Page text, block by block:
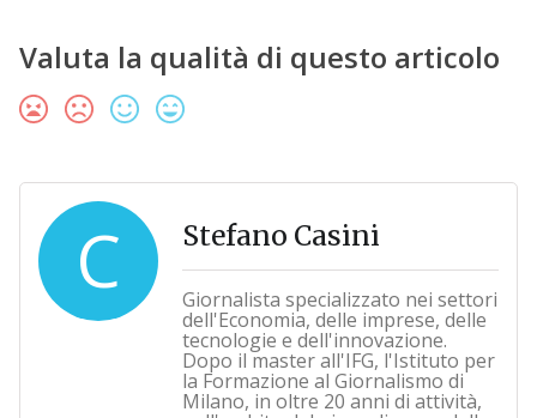
Valuta la qualità di questo articolo
C Stefano Casini
Giornalista specializzato nei settori
dell'Economia, delle imprese, delle
tecnologie e dell'innovazione.
Dopo il master all'IFG, l'Istituto per
la Formazione al Giornalismo di
Milano, in oltre 20 anni di attività,